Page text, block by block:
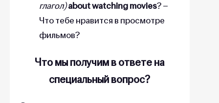
глагол)about watching movies? –
Что тебе нравится в просмотре
фильмов?
Что мы получим в ответе на
специальный вопрос?